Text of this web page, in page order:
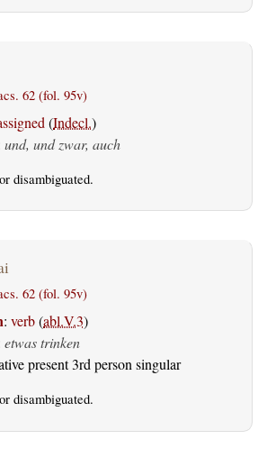
62 (fol. 95v)
(Indecl.)
und, und zwar, auch
disambiguated.
62 (fol. 95v)
: verb(abl.V.3)
etwas trinken
present 3rd person singular
disambiguated.